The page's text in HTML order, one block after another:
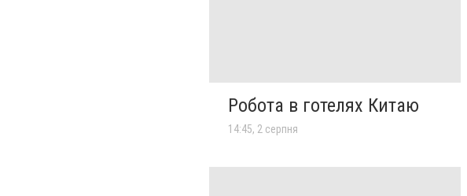
Робота в готелях Китаю
14:45, 2 серпня